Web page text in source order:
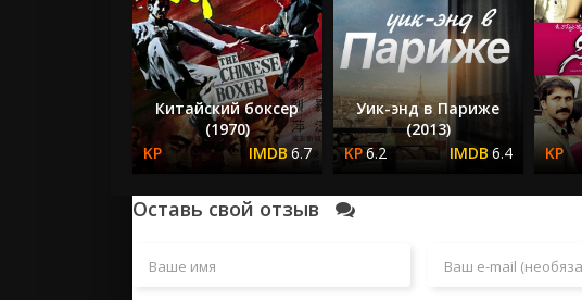
Китайский боксер
(1970)
6.7
Уик-энд в Париже
(2013)
6.2
6.4
Оставь свой отзыв